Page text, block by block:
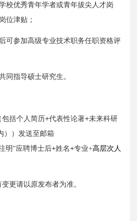
校优秀青年学者或青年拔尖人才岗
位津贴；
可参加高级专业技术职务任职资格评
同指导硕士研究生。
包括个人简历+代表性论著+未来科研
））发送至邮箱
明“应聘博士后+姓名+专业+高层次人
更请以原发布者为准。